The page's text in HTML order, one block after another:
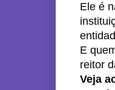
Ele é
E
reitor
Veja